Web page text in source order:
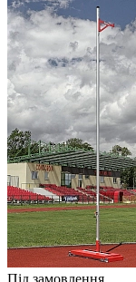
Під замовлення